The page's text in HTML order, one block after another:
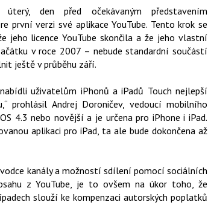
den před očekávaným představením
první verzi své aplikace YouTube. Tento krok se
jeho licence YouTube skončila a že jeho vlastní
v roce 2007 – nebude standardní součástí
ještě v průběhu září.
uživatelům iPhonů a iPadů Touch nejlepší
prohlásil Andrej Doroničev, vedoucí mobilního
4.3 nebo novější a je určena pro iPhone i iPad.
aplikaci pro iPad, ta ale bude dokončena až
kanály a možností sdílení pomocí sociálních
z YouTube, je to ovšem na úkor toho, že
slouží ke kompenzaci autorských poplatků